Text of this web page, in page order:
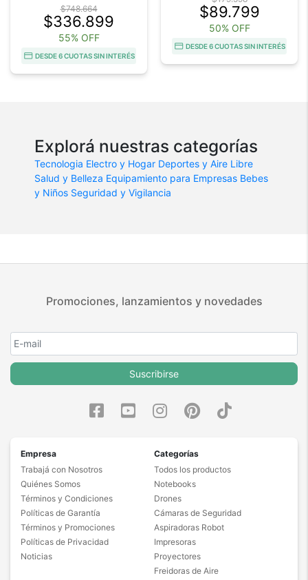
$748.664
$336.899
55% OFF
DESDE 6 CUOTAS SIN INTERÉS
$89.799
50% OFF
DESDE 6 CUOTAS SIN INTERÉS
Explorá nuestras categorías
Tecnologia Electro y Hogar Deportes y Aire Libre
Salud y Belleza Equipamiento para Empresas Bebes
y Niños Seguridad y Vigilancia
Promociones, lanzamientos y novedades
Suscribirse
Empresa
Trabajá con Nosotros
Quiénes Somos
Términos y Condiciones
Políticas de Garantía
Términos y Promociones
Políticas de Privacidad
Noticias
Categorías
Todos los productos
Notebooks
Drones
Cámaras de Seguridad
Aspiradoras Robot
Impresoras
Proyectores
Freidoras de Aire